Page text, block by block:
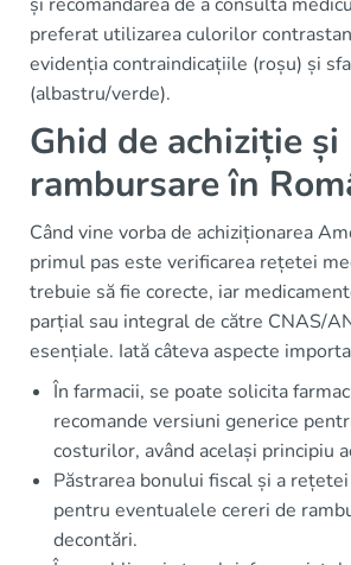
preferat utilizarea culorilor
evidenția contraindicațiile (roșu) și
(albastru/verde).
Ghid de achiziție și
rambursare în
Când vine vorba de achiziționarea
primul pas este verificarea rețetei
trebuie să fie corecte, iar
parțial sau integral de către CNAS/
esențiale. Iată câteva aspecte
În farmacii, se poate solicita
recomande versiuni generice
costurilor, având același principiu
Păstrarea bonului fiscal și a
pentru eventualele cereri de
decontări.